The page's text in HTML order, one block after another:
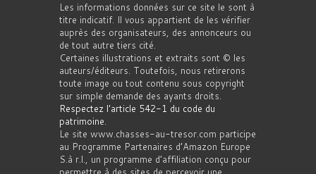
Les informations données sur ce site le sont à
titre indicatif. Il vous appartient de les vérifier
auprès des organisateurs, des annonceurs ou
de tout autre tiers cité.
Certaines illustrations et extraits sont © les
auteurs/éditeurs. Toutefois, nous retirerons
toute image ou tout contenu sous copyright
sur simple demande des ayants droits.
Respectez l'article 542-1 du code du
patrimoine.
Le site www.chasses-au-tresor.com participe
au Programme Partenaires d’Amazon Europe
S.à r.l., un programme d’affiliation conçu pour